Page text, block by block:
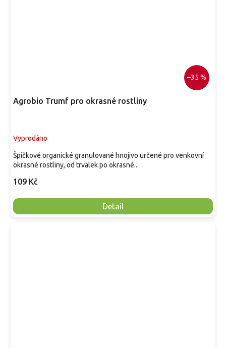
–35 %
Agrobio Trumf pro okrasné rostliny
Vyprodáno
109 Kč
Detail
Špičkové organické granulované hnojivo určené pro venkovní
okrasné rostliny, od trvalek po okrasné...